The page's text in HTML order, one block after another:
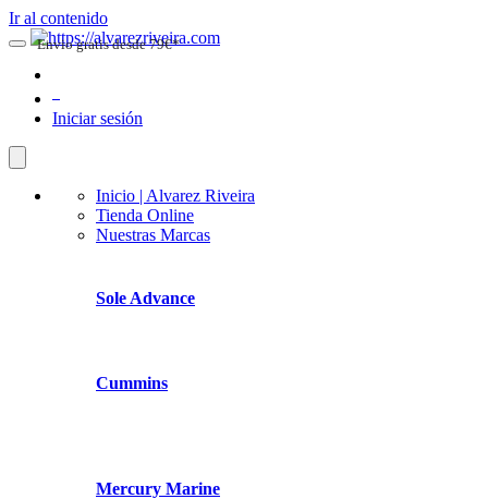
Ir al contenido
Iniciar sesión
Inicio | Alvarez Riveira
Tienda Online
Nuestras Marcas
Sole Advance
Cummins
Mercury Marine
Envio gratis desde 79€*